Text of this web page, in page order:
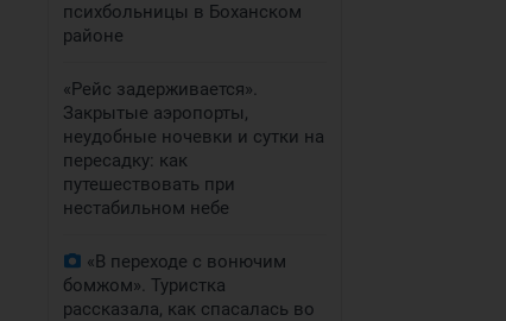
психбольницы в Боханском
районе
«Рейс задерживается».
Закрытые аэропорты,
неудобные ночевки и сутки на
пересадку: как
путешествовать при
нестабильном небе
«В переходе с вонючим
бомжом». Туристка
рассказала, как спасалась во